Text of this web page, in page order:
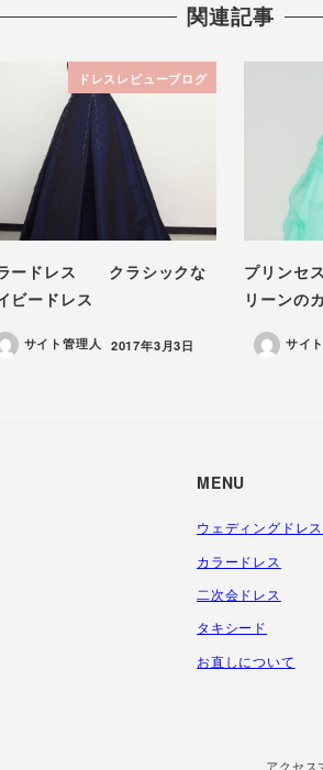
関連記事
ドレスレビューブログ
ードレス クラシックな
ビードレス
サイト管理人 投稿日
2017年3月3日
プリンセ
リーンの
サイ
MENU
ウェディングドレス
カラードレス
二次会ドレス
タキシード
お直しについて
アクセス